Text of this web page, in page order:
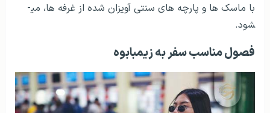
با ماسک ها و پارچه های سنتی آویزان شده از غرفه ها، می­
شود.
فصول مناسب سفر به زیمبابوه